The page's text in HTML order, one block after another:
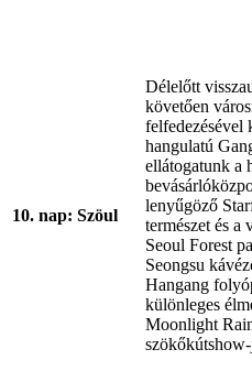
10. nap: Szöul
Délelőtt
követően
felfedezésével
hangulatú
ellátogatunk a
lenyűgöző
természet és a
Seoul Forest
Seongsu
Hangang
különleges
Moonlight